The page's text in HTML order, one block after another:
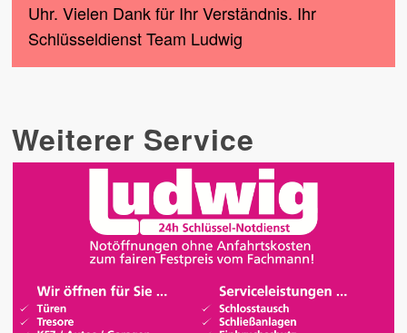
Uhr. Vielen Dank für Ihr Verständnis. Ihr
Schlüsseldienst Team Ludwig
Weiterer Service